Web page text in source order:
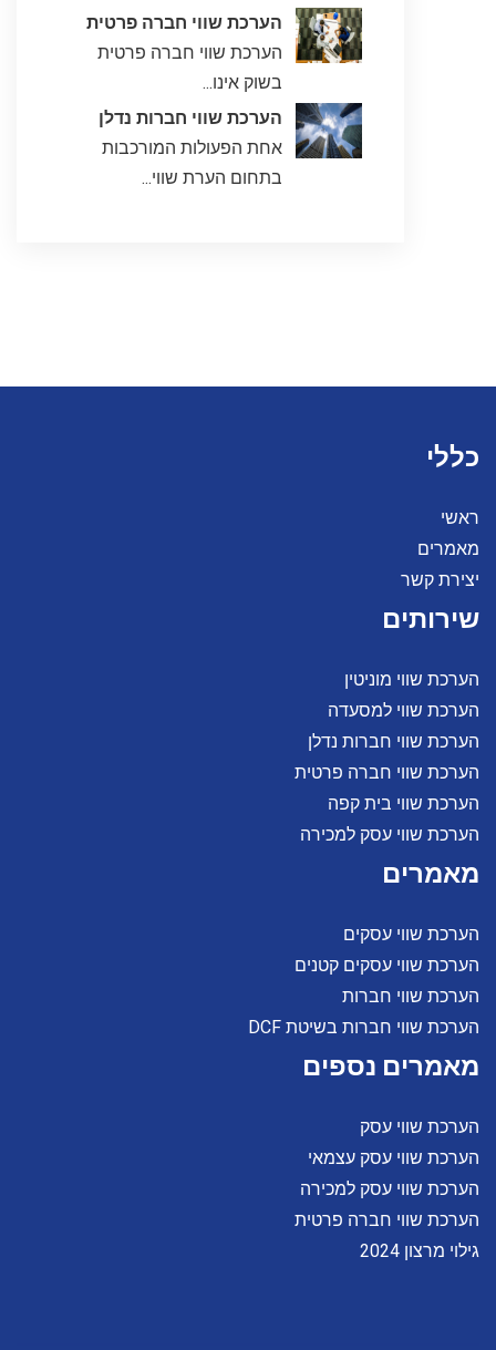
הערכת שווי חברה פרטית
הערכת שווי חברה פרטית
בשוק אינו...
הערכת שווי חברות נדלן
אחת הפעולות המורכבות
בתחום הערת שווי...
כללי
ראשי
מאמרים
יצירת קשר
שירותים
הערכת שווי מוניטין
הערכת שווי למסעדה
הערכת שווי חברות נדלן
הערכת שווי חברה פרטית
הערכת שווי בית קפה
הערכת שווי עסק למכירה
מאמרים
הערכת שווי עסקים
הערכת שווי עסקים קטנים
הערכת שווי חברות
הערכת שווי חברות בשיטת DCF
מאמרים נספים
הערכת שווי עסק
הערכת שווי עסק עצמאי
הערכת שווי עסק למכירה
הערכת שווי חברה פרטית
גילוי מרצון 2024